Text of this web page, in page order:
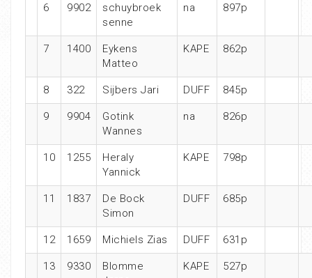
6 9902
schuybroek
senne
na 897p
7 1400
Eykens
Matteo
KAPE 862p
8 322 Sijbers Jari DUFF 845p
9 9904
Gotink
Wannes
na 826p
10 1255
Heraly
Yannick
KAPE 798p
11 1837
De Bock
Simon
DUFF 685p
12 1659 Michiels Zias DUFF 631p
13 9330
Blomme
KAPE 527p